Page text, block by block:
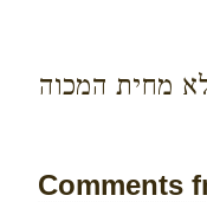
מחית המכוה
Comments